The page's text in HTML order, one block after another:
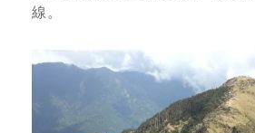
線。